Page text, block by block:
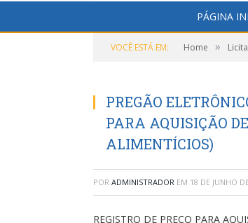
PÁGINA
VOCÊ ESTÁ EM: Home »
PREGÃO
PARA AQUISIÇÃO
ALIMENTÍCIOS)
POR ADMINISTRADOR EM 18 DE JUNHO
REGISTRO DE PREÇO PARA